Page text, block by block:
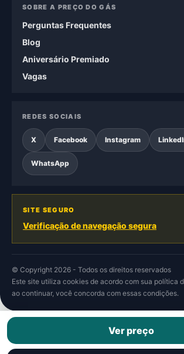
SOBRE A PREÇO DO GÁS
Perguntas Frequentes
Blog
Aniversário Premiado
Vagas
REDES SOCIAIS
X Facebook Instagram
WhatsApp
SITE SEGURO
Verificação de navegação segura
© Copyright 2026 - Todos os direitos reservados
Este site utiliza cookies de acordo com sua política
ao continuar, você concorda com essas condições.
Ver preço